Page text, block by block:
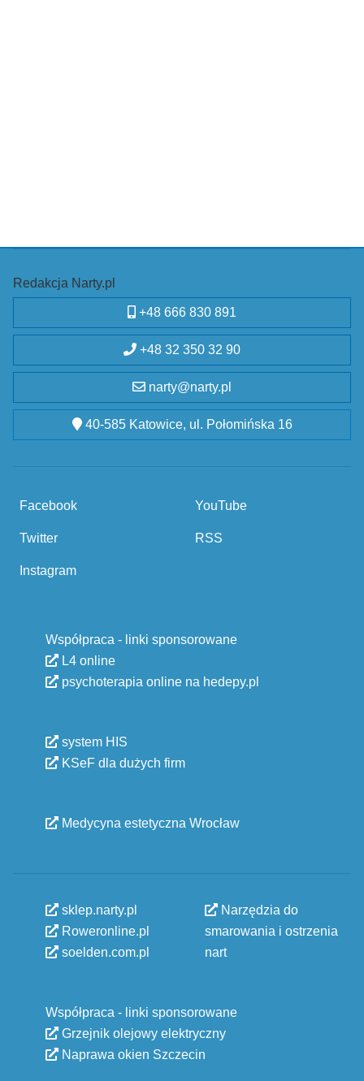
Redakcja Narty.pl
+48 666 830 891
+48 32 350 32 90
narty@narty.pl
40-585 Katowice, ul. Połomińska 16
Facebook
Twitter
Instagram
YouTube
RSS
Współpraca - linki sponsorowane
L4 online
psychoterapia online na hedepy.pl
system HIS
KSeF dla dużych firm
Medycyna estetyczna Wrocław
sklep.narty.pl
Roweronline.pl
soelden.com.pl
Narzędzia do
smarowania i ostrzenia
nart
Współpraca - linki sponsorowane
Grzejnik olejowy elektryczny
Naprawa okien Szczecin